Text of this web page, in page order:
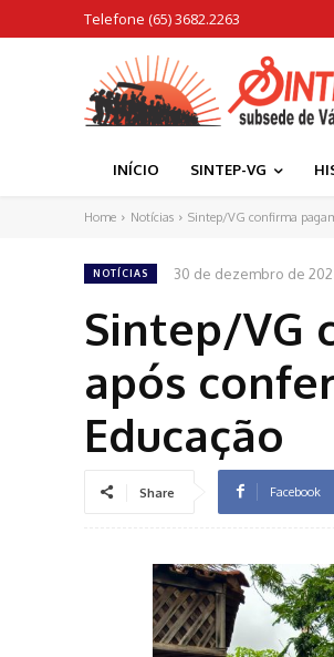
Telefone (65) 3682.2263
INÍCIO SINTEP-VG
Home Notícias Sintep/VG confirma
NOTÍCIAS 30 de dezembro de
Sintep/VG
após
Educação
Share Facebook